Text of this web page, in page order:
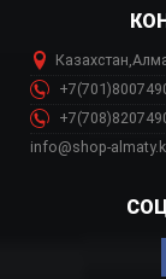
Казахстан,
info@shop-